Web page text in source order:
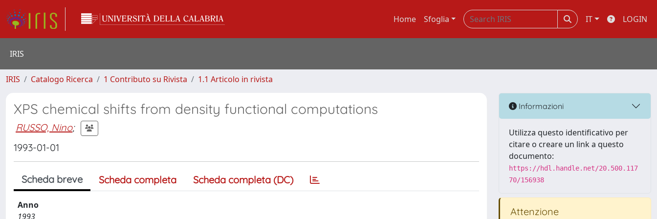
Home Sfoglia IT LOGIN
IRIS
IRIS Catalogo Ricerca 1 Contributo su Rivista 1.1 Articolo in rivista
XPS chemical shifts from density functional computations
RUSSO, Nino;
1993-01-01
Scheda breve Scheda completa Scheda completa (DC)
Anno
1993
Informazioni
Utilizza questo identificativo per
citare o creare un link a questo
documento:
https://hdl.handle.net/20.500.117
70/156938
Attenzione